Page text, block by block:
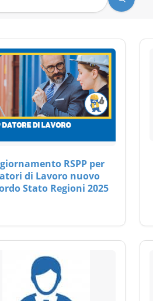
RSPP per
di Lavoro nuovo
Stato Regioni 2025